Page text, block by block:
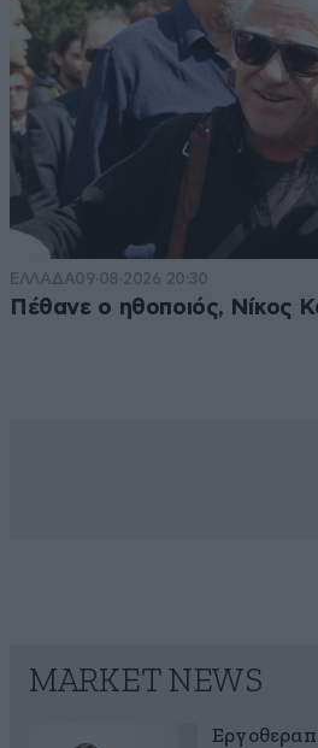
ΕΛΛΑΔΑ09·08·2026 20:30
Πέθανε ο ηθοποιός, Νίκος
MARKET NEWS